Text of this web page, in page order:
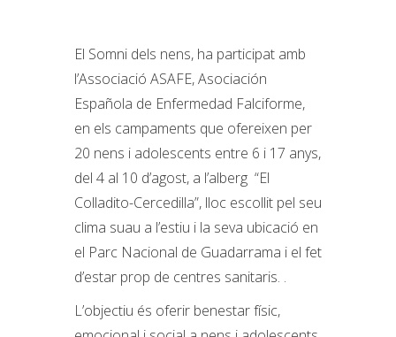
El Somni dels nens, ha participat amb
l’Associació ASAFE, Asociación
Española de Enfermedad Falciforme,
en els campaments que ofereixen per
20 nens i adolescents entre 6 i 17 anys,
del 4 al 10 d’agost, a l’alberg “El
Colladito-Cercedilla”, lloc escollit pel seu
clima suau a l’estiu i la seva ubicació en
el Parc Nacional de Guadarrama i el fet
d’estar prop de centres sanitaris. .
L’objectiu és oferir benestar físic,